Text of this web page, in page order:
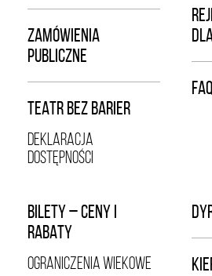
ZAMÓWIENIA
PUBLICZNE
TEATR BEZ BARIER
DEKLARACJA
DOSTĘPNOŚCI
BILETY – CENY I
RABATY
OGRANICZENIA WIEKOWE